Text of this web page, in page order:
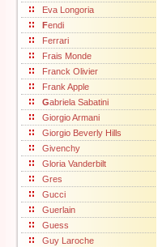
Eva Longoria
Fendi
Ferrari
Frais Monde
Franck Olivier
Frank Apple
Gabriela Sabatini
Giorgio Armani
Giorgio Beverly Hills
Givenchy
Gloria Vanderbilt
Gres
Gucci
Guerlain
Guess
Guy Laroche